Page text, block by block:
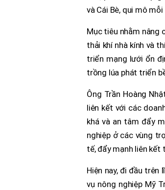
và Cái Bè, qui mô
Mục tiêu nhằm nâng
thải khí nhà kính và
triển mạng lưới ổn
trồng lúa phát triển
Ông Trần Hoàng
liên kết với các
khá và an tâm đẩy
nghiệp ở các vùng
tế, đẩy mạnh liên kết
Hiện nay, đi đầu trên
vụ nông nghiệp Mỹ